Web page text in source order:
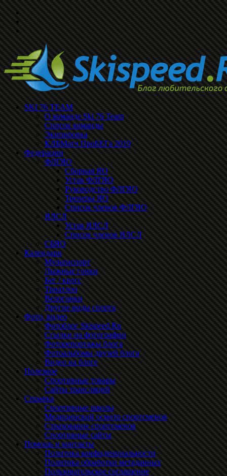
SKI 76 TEAM
О команде Ski 76 Team
Список команды
Экипировка
КЛБМатч ПроБЕГа 2019
Федерации
ФЛГЯО
Сборная ЯО
Устав ФЛГЯО
Руководство ФЛГЯО
Тренеры ЯО
Список членов ФЛГЯО
ЯЛСЛ
Устав ЯЛСЛ
Список членов ЯЛСЛ
СБЯО
Календари
Мультиспорт
Лыжные гонки
Бег / кросс
Триатлон
Велогонки
Другие виды спорта
Фото, видео
Фотоблог Skispeed.Ru
Ссылки на фотографии
Фоторепортажы блога
Фотоальбомы друзей блога
Видео на блоге
Полезное
Спортивные товары
Сайты трансляций
Справка
Спортивные школы
Медицинский осмотр спортсменов
Страхование спортсменов
Спортивные сайты
Помощь и контакты
Политика конфиденциальности
Политика обработки метаданных
Пользовательское соглашение